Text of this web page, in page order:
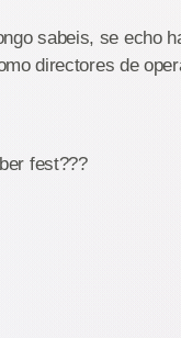
sabeis, se echo
directores de
fest???